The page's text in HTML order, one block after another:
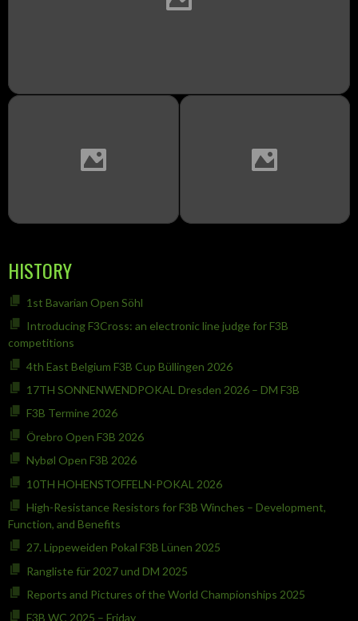
HISTORY
1st Bavarian Open Söhl
Introducing F3Cross: an electronic line judge for F3B
competitions
4th East Belgium F3B Cup Büllingen 2026
17TH SONNENWENDPOKAL Dresden 2026 – DM F3B
F3B Termine 2026
Örebro Open F3B 2026
Nybøl Open F3B 2026
10TH HOHENSTOFFELN-POKAL 2026
High-Resistance Resistors for F3B Winches – Development,
Function, and Benefits
27. Lippeweiden Pokal F3B Lünen 2025
Rangliste für 2027 und DM 2025
Reports and Pictures of the World Championships 2025
F3B WC 2025 – Friday